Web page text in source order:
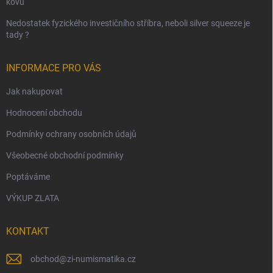
Nedostatek fyzického investičního stříbra, neboli silver squeeze je
tady ?
INFORMACE PRO VÁS
Jak nakupovat
Hodnocení obchodu
Podmínky ochrany osobních údajů
Všeobecné obchodní podmínky
Poptáváme
VÝKUP ZLATA
KONTAKT
obchod@zi-numismatika.cz